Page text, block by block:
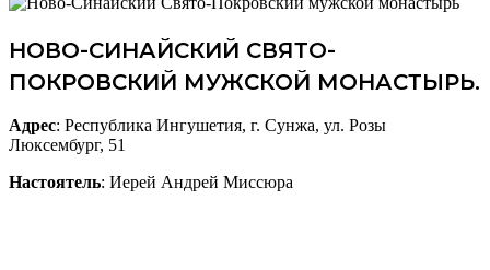
НОВО-СИНАЙСКИЙ СВЯТО-
ПОКРОВСКИЙ МУЖСКОЙ МОНАСТЫРЬ.
Адрес: Республика Ингушетия, г. Сунжа, ул. Розы
Люксембург, 51
Настоятель: Иерей Андрей Миссюра